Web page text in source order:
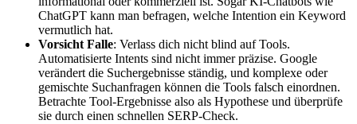
ChatGPT kann man befragen, welche Intention ein Keyword
vermutlich hat.
Vorsicht Falle: Verlass dich nicht blind auf Tools.
Automatisierte Intents sind nicht immer präzise. Google
verändert die Suchergebnisse ständig, und komplexe oder
gemischte Suchanfragen können die Tools falsch einordnen.
Betrachte Tool-Ergebnisse also als Hypothese und überprüfe
sie durch einen schnellen SERP-Check.